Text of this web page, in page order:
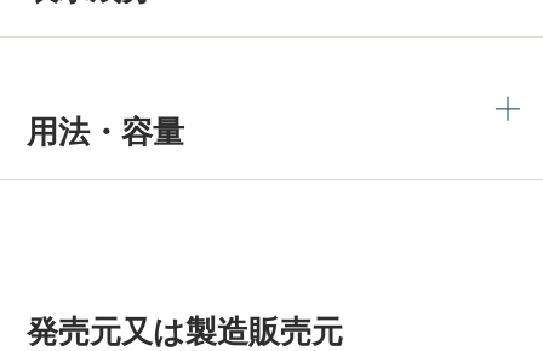
用法・容量
発売元又は製造販売元